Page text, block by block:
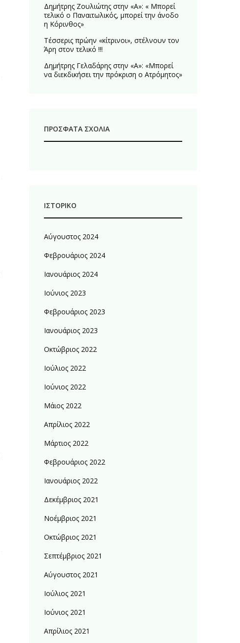
Δημήτρης Ζουλιώτης στην «Α»: « Μπορεί
τελικό ο Παναιτωλικός, μπορεί την άνοδο
η Κόρινθος»
Τέσσερις πρώην «κίτρινοι», στέλνουν τον
Άρη στον τελικό !!!
Δημήτρης Γελαδάρης στην «Α»: «Μπορεί
να διεκδικήσει την πρόκριση ο Ατρόμητος»
ΠΡΌΣΦΑΤΑ ΣΧΌΛΙΑ
ΙΣΤΟΡΙΚΌ
Αύγουστος 2024
Φεβρουάριος 2024
Ιανουάριος 2024
Ιούνιος 2023
Φεβρουάριος 2023
Ιανουάριος 2023
Οκτώβριος 2022
Ιούλιος 2022
Ιούνιος 2022
Μάιος 2022
Απρίλιος 2022
Μάρτιος 2022
Φεβρουάριος 2022
Ιανουάριος 2022
Δεκέμβριος 2021
Νοέμβριος 2021
Οκτώβριος 2021
Σεπτέμβριος 2021
Αύγουστος 2021
Ιούλιος 2021
Ιούνιος 2021
Απρίλιος 2021